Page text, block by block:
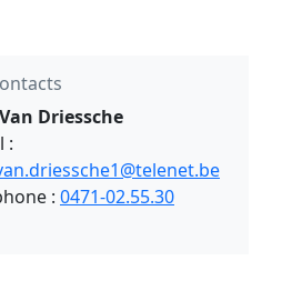
Driessche
:
: 0471-02.55.30